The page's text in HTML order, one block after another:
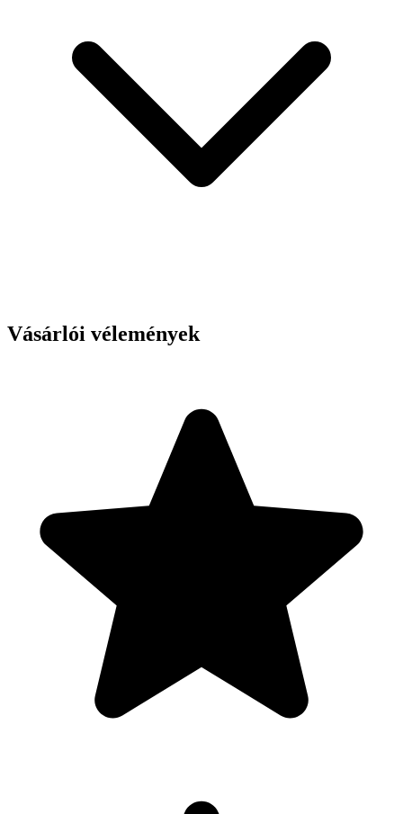
Vásárlói vélemények